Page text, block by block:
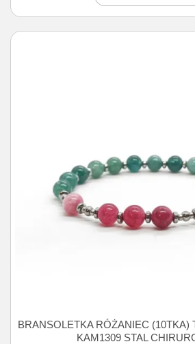
BRANSOLETKA RÓŻANIEC (10TKA)
KAM1309 STAL